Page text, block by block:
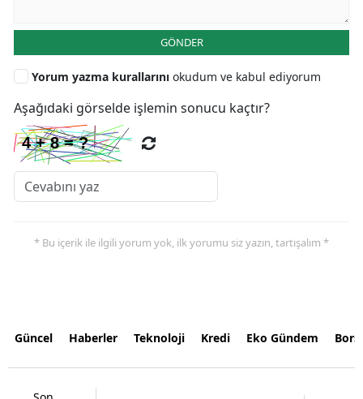
GÖNDER
Yorum yazma kurallarını okudum ve kabul ediyorum
Aşağıdaki görselde işlemin sonucu kaçtır?
* Bu içerik ile ilgili yorum yok, ilk yorumu siz yazın, tartışalım *
Güncel Haberler Teknoloji Kredi Eko Gündem